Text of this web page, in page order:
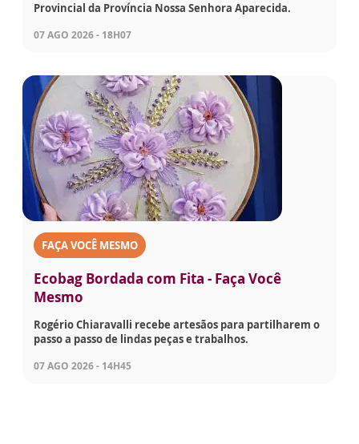
Provincial da Província Nossa Senhora Aparecida.
07 AGO 2026 - 18H07
FAÇA VOCÊ MESMO
Ecobag Bordada com Fita - Faça Você
Mesmo
Rogério Chiaravalli recebe artesãos para partilharem o
passo a passo de lindas peças e trabalhos.
07 AGO 2026 - 14H45